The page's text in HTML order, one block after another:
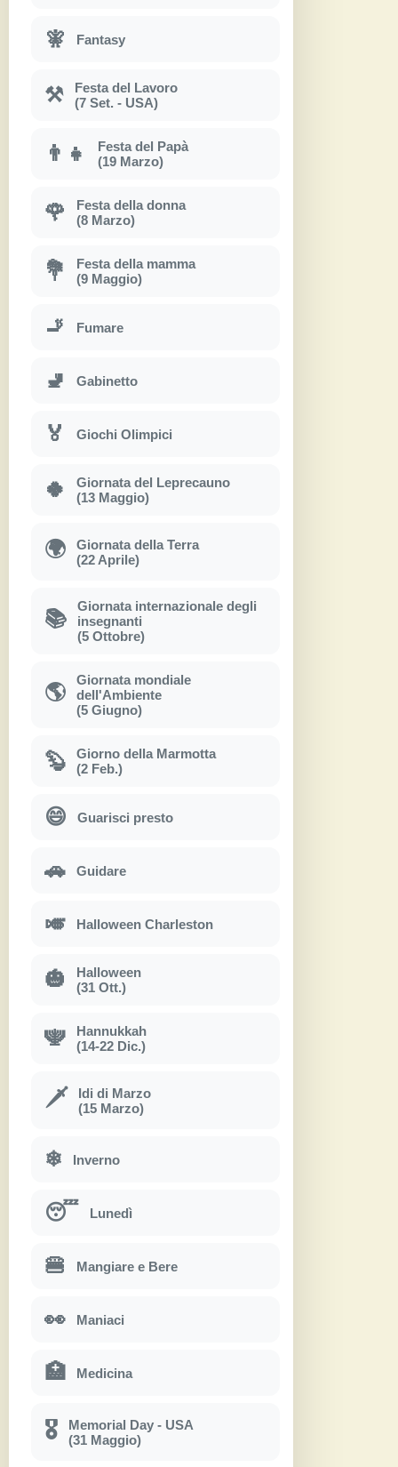
🧚 Fantasy
⚒
Festa del Lavoro
(7 Set. - USA)
👨‍👧
Festa del Papà
(19 Marzo)
🌹
Festa della donna
(8 Marzo)
💐
Festa della mamma
(9 Maggio)
🚬 Fumare
🚽 Gabinetto
🏅 Giochi Olimpici
🍀
Giornata del Leprecauno
(13 Maggio)
🌍
Giornata della Terra
(22 Aprile)
📚
Giornata internazionale degli
insegnanti
(5 Ottobre)
🌎
Giornata mondiale
dell'Ambiente
(5 Giugno)
🦫
Giorno della Marmotta
(2 Feb.)
😄 Guarisci presto
🚗 Guidare
🎺 Halloween Charleston
🎃
Halloween
(31 Ott.)
🕎
Hannukkah
(14-22 Dic.)
🗡
Idi di Marzo
(15 Marzo)
❄ Inverno
😴 Lunedì
🍔 Mangiare e Bere
👀 Maniaci
🏥 Medicina
🎖
Memorial Day - USA
(31 Maggio)